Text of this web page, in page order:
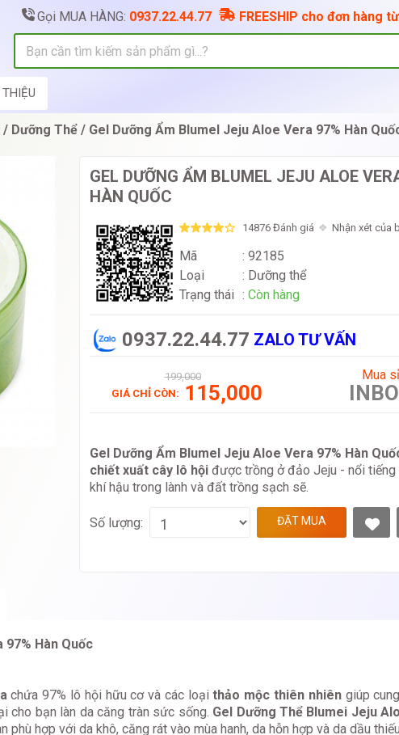
Gọi MUA HÀNG: 0937.22.44.77 FREESHIP cho đơn hàng
Dưỡng Thể Gel Dưỡng Ẩm Blumel Jeju Aloe Vera 97% Hàn
GEL DƯỠNG ẨM BLUMEL JEJU ALOE
HÀN QUỐC
14876 Đánh giá Nhận xét của
Mã
: 92185
Loại
: Dưỡng thể
Trạng thái : Còn hàng
0937.22.44.77 ZALO TƯ VẤN
199,000
GIÁ CHỈ CÒN: 115,000
Mua sỉ
Gel Dưỡng Ẩm Blumel Jeju Aloe Vera 97% Hàn
chiết xuất cây lô hội được trồng ở đảo Jeju - nổi tiếng
khí hậu trong lành và đất trồng sạch sẽ.
Số lượng: ĐẶT MUA
Hàn Quốc
chứa 97% lô hội hữu cơ và các loại thảo mộc thiên nhiêngiúp
cho bạn làn da căng tràn sức sống. Gel Dưỡng Thể Blumei Jeju
phù hợp với da khô, căng rát vào mùa hanh, da hỗn hợp và da dầu